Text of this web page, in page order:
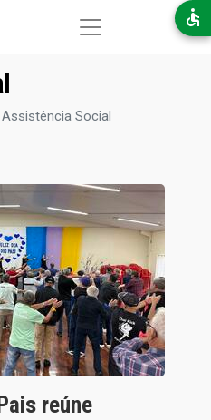
Pular para o conteúdo principal
Assistência Social
reúne